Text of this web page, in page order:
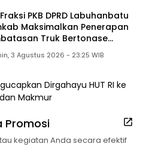
PKB DPRD Labuhanbatu
Maksimalkan Penerapan
Truk Bertonase
3 Agustus 2026 - 23:25 WIB
Promosi
kegiatan Anda secara efektif